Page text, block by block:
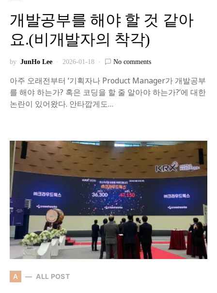
개발공부를 해야 할 것 같아
요.(비개발자의 착각)
by JunHo Lee 2026-01-18 No comments
아주 오래전부터 ‘기획자나 Product Manager가 개발공부
를 해야 하는가? 혹은 코딩을 할 줄 알아야 하는가?’에 대한
논란이 있어왔다. 안타깝게도…
A ALL POST